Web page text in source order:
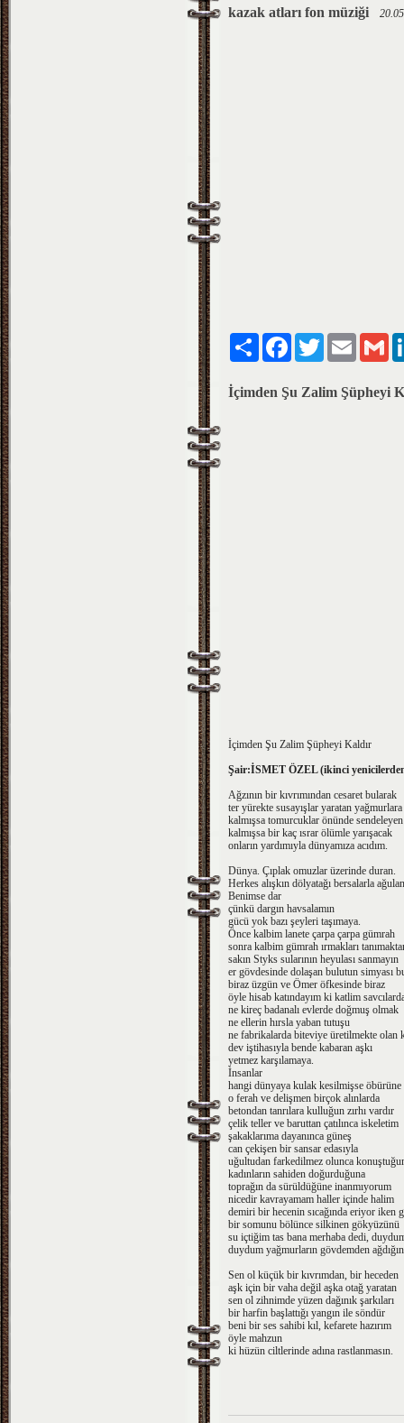
kazak atları fon müziği
Paylaş FacebookTwitter Email
İçimden Şu Zalim Şüpheyi
İçimden Şu Zalim Şüpheyi Kaldır
Şair:İSMET ÖZEL (ikinci
Ağzının bir kıvrımından cesaret bularak
ter yürekte susayışlar yaratan yağmurlara
kalmışsa tomurcuklar önünde
kalmışsa bir kaç ısrar ölümle yarışacak
onların yardımıyla dünyamıza acıdım.
Dünya. Çıplak omuzlar üzerinde duran.
Herkes alışkın dölyatağı bersalarla
Benimse dar
çünkü dargın havsalamın
gücü yok bazı şeyleri taşımaya.
Önce kalbim lanete çarpa çarpa gümrah
sonra kalbim gümrah ırmakları
sakın Styks sularının heyulası sanmayın
er gövdesinde dolaşan bulutun simyası
biraz üzgün ve Ömer öfkesinde biraz
öyle hisab katındayım ki katlim
ne kireç badanalı evlerde doğmuş olmak
ne ellerin hırsla yaban tutuşu
ne fabrikalarda biteviye üretilmekte olan
dev iştihasıyla bende kabaran aşkı
yetmez karşılamaya.
İnsanlar
hangi dünyaya kulak kesilmişse öbürüne
o ferah ve delişmen birçok alınlarda
betondan tanrılara kulluğun zırhı vardır
çelik teller ve baruttan çatılınca iskeletim
şakaklarıma dayanınca güneş
can çekişen bir sansar edasıyla
uğultudan farkedilmez olunca
kadınların sahiden doğurduğuna
toprağın da sürüldüğüne inanmıyorum
nicedir kavrayamam haller içinde halim
demiri bir hecenin sıcağında eriyor iken
bir somunu bölünce silkinen gökyüzünü
su içtiğim tas bana merhaba dedi,
duydum yağmurların gövdemden
Sen ol küçük bir kıvrımdan, bir heceden
aşk için bir vaha değil aşka otağ yaratan
sen ol zihnimde yüzen dağınık şarkıları
bir harfin başlattığı yangın ile söndür
beni bir ses sahibi kıl, kefarete hazırım
öyle mahzun
ki hüzün ciltlerinde adına rastlanmasın.